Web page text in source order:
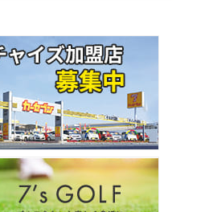
ホンダ
ステップワゴン
2位
トヨタ
アルファード